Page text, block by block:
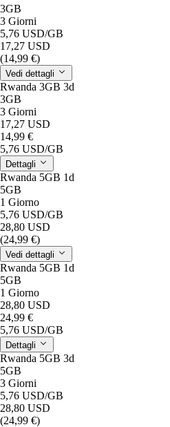
3GB
3 Giorni
5,76 USD/GB
17,27 USD
(14,99 €)
Vedi dettagli
Rwanda 3GB 3d
3GB
3 Giorni
17,27 USD
14,99 €
5,76 USD/GB
Dettagli
Rwanda 5GB 1d
5GB
1 Giorno
5,76 USD/GB
28,80 USD
(24,99 €)
Vedi dettagli
Rwanda 5GB 1d
5GB
1 Giorno
28,80 USD
24,99 €
5,76 USD/GB
Dettagli
Rwanda 5GB 3d
5GB
3 Giorni
5,76 USD/GB
28,80 USD
(24,99 €)